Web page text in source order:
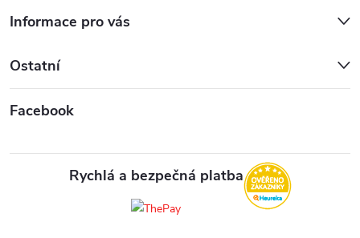
Informace pro vás
Ostatní
Facebook
Rychlá a bezpečná platba